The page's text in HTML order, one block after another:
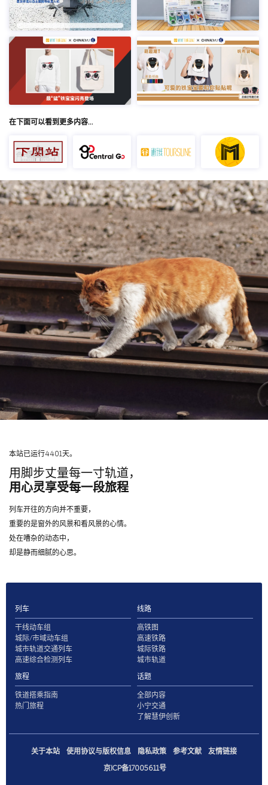
在下面可以看到更多内容…
本站已运行4401天。
用脚步丈量每一寸轨道，
用心灵享受每一段旅程
列车开往的方向并不重要，
重要的是窗外的风景和看风景的心情。
处在嘈杂的动态中，
却是静而细腻的心思。
列车
干线动车组
城际/市域动车组
城市轨道交通列车
高速综合检测列车
线路
高铁图
高速铁路
城际铁路
城市轨道
旅程
铁道搭乘指南
热门旅程
话题
全部内容
小宁交通
了解慧伊创新
关于本站 使用协议与版权信息 隐私政策 参考文献
友情链接
京ICP备17005611号